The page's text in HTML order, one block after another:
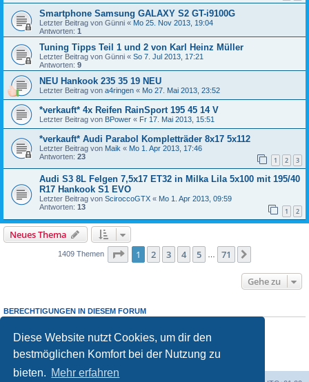
Diese Website nutzt Cookies, um dir den
bestmöglichen Komfort bei der Nutzung zu
bieten. Mehr erfahren
Smartphone Samsung GALAXY S2 GT-i9100G
Letzter Beitrag von Günni « Mo 25. Nov 2013, 19:04
Antworten: 1
Tuning Tipps Teil 1 und 2 von Karl Heinz Müller
Letzter Beitrag von Günni « So 7. Jul 2013, 17:21
Antworten: 9
NEU Hankook 235 35 19 NEU
Letzter Beitrag von a4ringen « Mo 27. Mai 2013, 23:52
*verkauft* 4x Reifen RainSport 195 45 14 V
Letzter Beitrag von BPower « Fr 17. Mai 2013, 15:51
*verkauft* Audi Parabol Kompletträder 8x17 5x112
Letzter Beitrag von Maik « Mo 1. Apr 2013, 17:46
Antworten: 23 1 2 3
Audi S3 8L Felgen 7,5x17 ET32 in Milka Lila 5x100 mit 195/40
R17 Hankook S1 EVO
Letzter Beitrag von SciroccoGTX « Mo 1. Apr 2013, 09:59
Antworten: 13 1 2
Neues Thema
1409 Themen Seite 1von 71
1 2 3 4 5 71
Gehe zu
BERECHTIGUNGEN IN DIESEM FORUM
Du darfst keineAntworten zu Themen in diesem Forum erstellen.
Du darfst deine Beiträge in diesem Forumnichtändern.
Du darfst deine Beiträge in diesem Forum nicht löschen.
keine